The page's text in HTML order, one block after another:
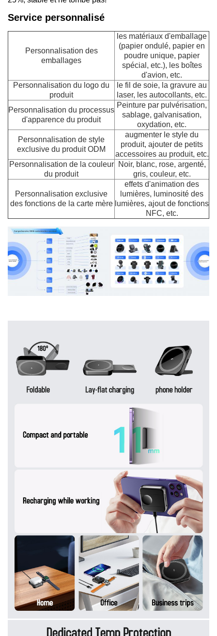
Service personnalisé
Personnalisation des
emballages
les matériaux d'emballage
(papier ondulé, papier en
poudre unique, papier
spécial, etc.), les boîtes
d'avion, etc.
Personnalisation du logo du
produit
le fil de soie, la gravure au
laser, les autocollants, etc.
Personnalisation du processus
d'apparence du produit
Peinture par pulvérisation,
sablage, galvanisation,
oxydation, etc.
Personnalisation de style
exclusive du produit ODM
augmenter le style du
produit, ajouter de petits
accessoires au produit, etc.
Personnalisation de la couleur
du produit
Noir, blanc, rose, argenté,
gris, couleur, etc.
Personnalisation exclusive
des fonctions de la carte mère
effets d'animation des
lumières, luminosité des
lumières, ajout de fonctions
NFC, etc.